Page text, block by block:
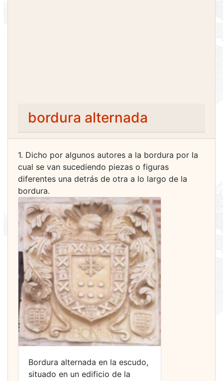
bordura alternada
1. Dicho por algunos autores a la bordura por la
cual se van sucediendo piezas o figuras
diferentes una detrás de otra a lo largo de la
bordura.
Bordura alternada en la escudo,
situado en un edificio de la